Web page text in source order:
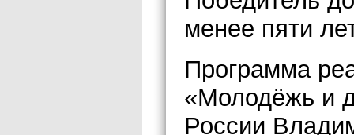
менее пяти
Программа
«Молодёжь и
России